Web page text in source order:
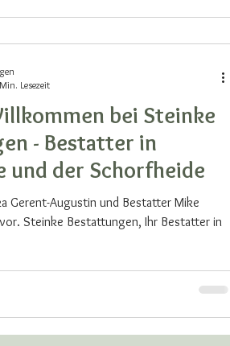
bei Steinke
- Bestatter in
und der Schorfheide
Gerent-Augustin und Bestatter Mike
Steinke Bestattungen, Ihr Bestatter in
Lesezeit